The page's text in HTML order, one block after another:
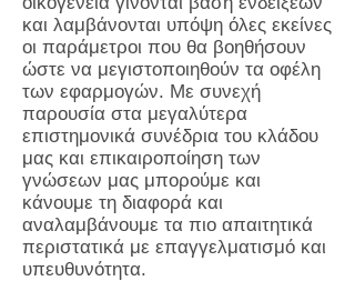
και λαμβάνονται υπόψη όλες εκείνες
οι παράμετροι που θα βοηθήσουν
ώστε να μεγιστοποιηθούν τα οφέλη
των εφαρμογών. Με συνεχή
παρουσία στα μεγαλύτερα
επιστημονικά συνέδρια του κλάδου
μας και επικαιροποίηση των
γνώσεων μας μπορούμε και
κάνουμε τη διαφορά και
αναλαμβάνουμε τα πιο απαιτητικά
περιστατικά με επαγγελματισμό και
υπευθυνότητα.